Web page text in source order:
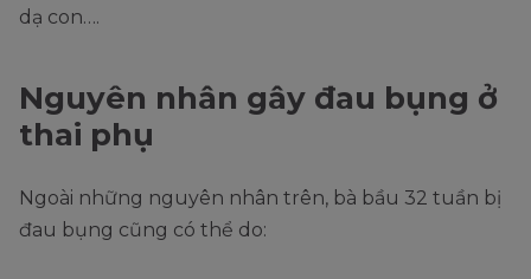
dạ con….
Nguyên nhân gây đau bụng ở
thai phụ
Ngoài những nguyên nhân trên, bà bầu 32 tuần bị
đau bụng cũng có thể do: